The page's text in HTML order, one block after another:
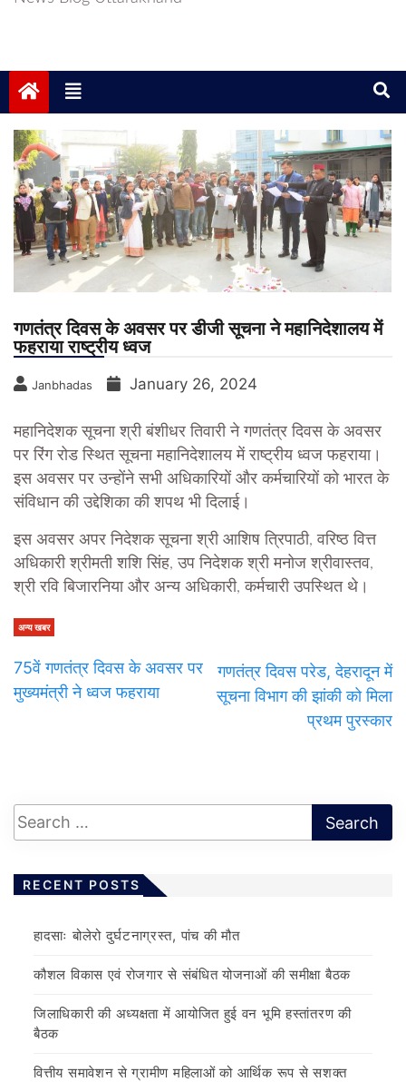
गणतंत्र दिवस के अवसर पर डीजी सूचना ने महानिदेशालय में
फहराया राष्ट्रीय ध्वज
Janbhadas January 26, 2024
महानिदेशक सूचना श्री बंशीधर तिवारी ने गणतंत्र दिवस के अवसर
पर रिंग रोड स्थित सूचना महानिदेशालय में राष्ट्रीय ध्वज फहराया।
इस अवसर पर उन्होंने सभी अधिकारियों और कर्मचारियों को भारत के
संविधान की उद्देशिका की शपथ भी दिलाई।
इस अवसर अपर निदेशक सूचना श्री आशिष त्रिपाठी, वरिष्ठ वित्त
अधिकारी श्रीमती शशि सिंह, उप निदेशक श्री मनोज श्रीवास्तव,
श्री रवि बिजारनिया और अन्य अधिकारी, कर्मचारी उपस्थित थे।
अन्य खबर
75वें गणतंत्र दिवस के अवसर पर
मुख्यमंत्री ने ध्वज फहराया
गणतंत्र दिवस परेड, देहरादून में
सूचना विभाग की झांकी को मिला
प्रथम पुरस्कार
RECENT POSTS
हादसाः बोलेरो दुर्घटनाग्रस्त, पांच की मौत
कौशल विकास एवं रोजगार से संबंधित योजनाओं की समीक्षा बैठक
जिलाधिकारी की अध्यक्षता में आयोजित हुई वन भूमि हस्तांतरण की
बैठक
वित्तीय समावेशन से ग्रामीण महिलाओं को आर्थिक रूप से सशक्त